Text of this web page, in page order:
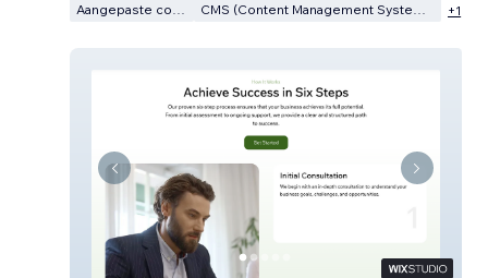
Aangepaste code CMS (Content Management Systeem) +1